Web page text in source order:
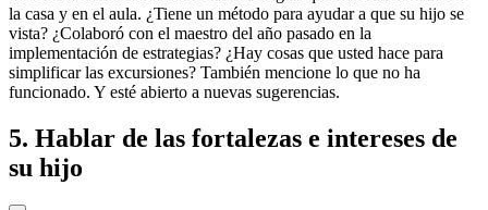
la casa y en el aula. ¿Tiene un método para ayudar a que su hijo se
vista? ¿Colaboró con el maestro del año pasado en la
implementación de estrategias? ¿Hay cosas que usted hace para
simplificar las excursiones? También mencione lo que no ha
funcionado. Y esté abierto a nuevas sugerencias.
5. Hablar de las fortalezas e intereses de
su hijo